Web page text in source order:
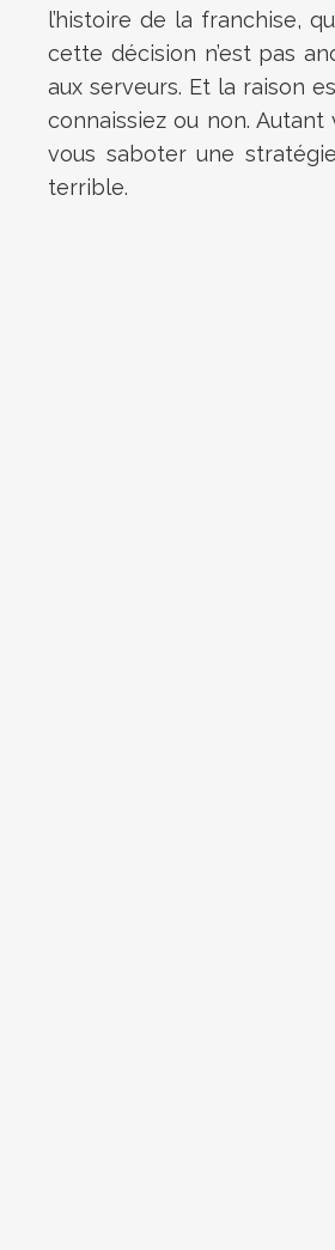
l’histoire de la franchise,
cette décision n’est pas
aux serveurs. Et la raison
connaissiez ou non.
vous saboter une
terrible.